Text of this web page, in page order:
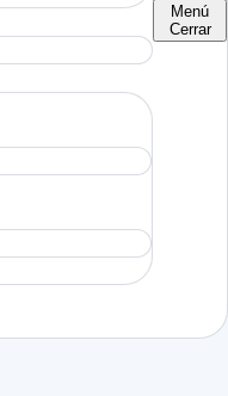
Menú
Cerrar